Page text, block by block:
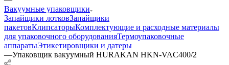
Вакуумные упаковщики
Запайщики лотковЗапайщики
пакетовКлипсаторыКомплектующие и расходные материалы
для упаковочного оборудованияТермоупаковочные
аппаратыЭтикетировщики и датеры
—Упаковщик вакуумный HURAKAN HKN-VAC400/2